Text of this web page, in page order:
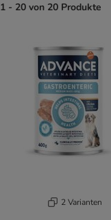
1 - 20 von 20 Produkte
2 Varianten